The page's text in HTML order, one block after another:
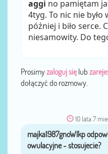
aggi no pamiętam
4tyg. To nic nie było
później i biło serce.
niesamowity. Do
Prosimyzaloguj sięlub
dołączyć do rozmowy.
10 lata 7
przez